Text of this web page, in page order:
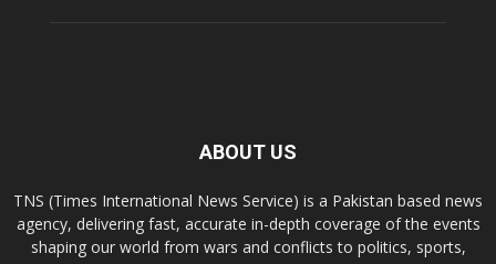
ABOUT US
TNS (Times International News Service) is a Pakistan based news
agency, delivering fast, accurate in-depth coverage of the events
shaping our world from wars and conflicts to politics, sports,